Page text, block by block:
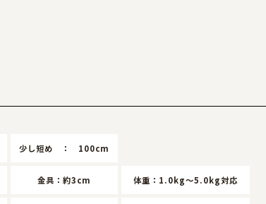
少し短め ： 100cm
金具：約3cm 体重：1.0kg～5.0kg対応